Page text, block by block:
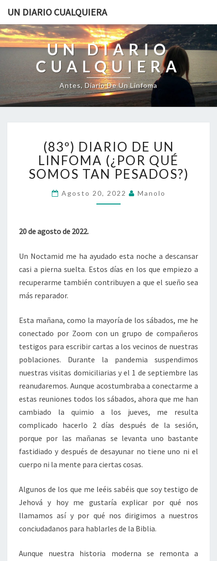
UN DIARIO CUALQUIERA
UN DIARIO
CUALQUIERA
Antes, Diario De Un Linfoma
DIARIO
DE
UN
LINFOMA
(¿POR
(83º) DIARIO DE UN
LINFOMA (¿POR QUÉ
SOMOS TAN PESADOS?)
Agosto 20, 2022 Manolo
20 de agosto de 2022.
Un Noctamid me ha ayudado esta noche a descansar
casi a pierna suelta. Estos días en los que empiezo a
recuperarme también contribuyen a que el sueño sea
más reparador.
Esta mañana, como la mayoría de los sábados, me he
conectado por Zoom con un grupo de compañeros
testigos para escribir cartas a los vecinos de nuestras
poblaciones. Durante la pandemia suspendimos
nuestras visitas domiciliarias y el 1 de septiembre las
reanudaremos. Aunque acostumbraba a conectarme a
estas reuniones todos los sábados, ahora que me han
cambiado la quimio a los jueves, me resulta
complicado hacerlo 2 días después de la sesión,
porque por las mañanas se levanta uno bastante
fastidiado y después de desayunar no tiene uno ni el
cuerpo ni la mente para ciertas cosas.
Algunos de los que me leéis sabéis que soy testigo de
Jehová y hoy me gustaría explicar por qué nos
llamamos así y por qué nos dirigimos a nuestros
conciudadanos para hablarles de la Biblia.
Aunque nuestra historia moderna se remonta a